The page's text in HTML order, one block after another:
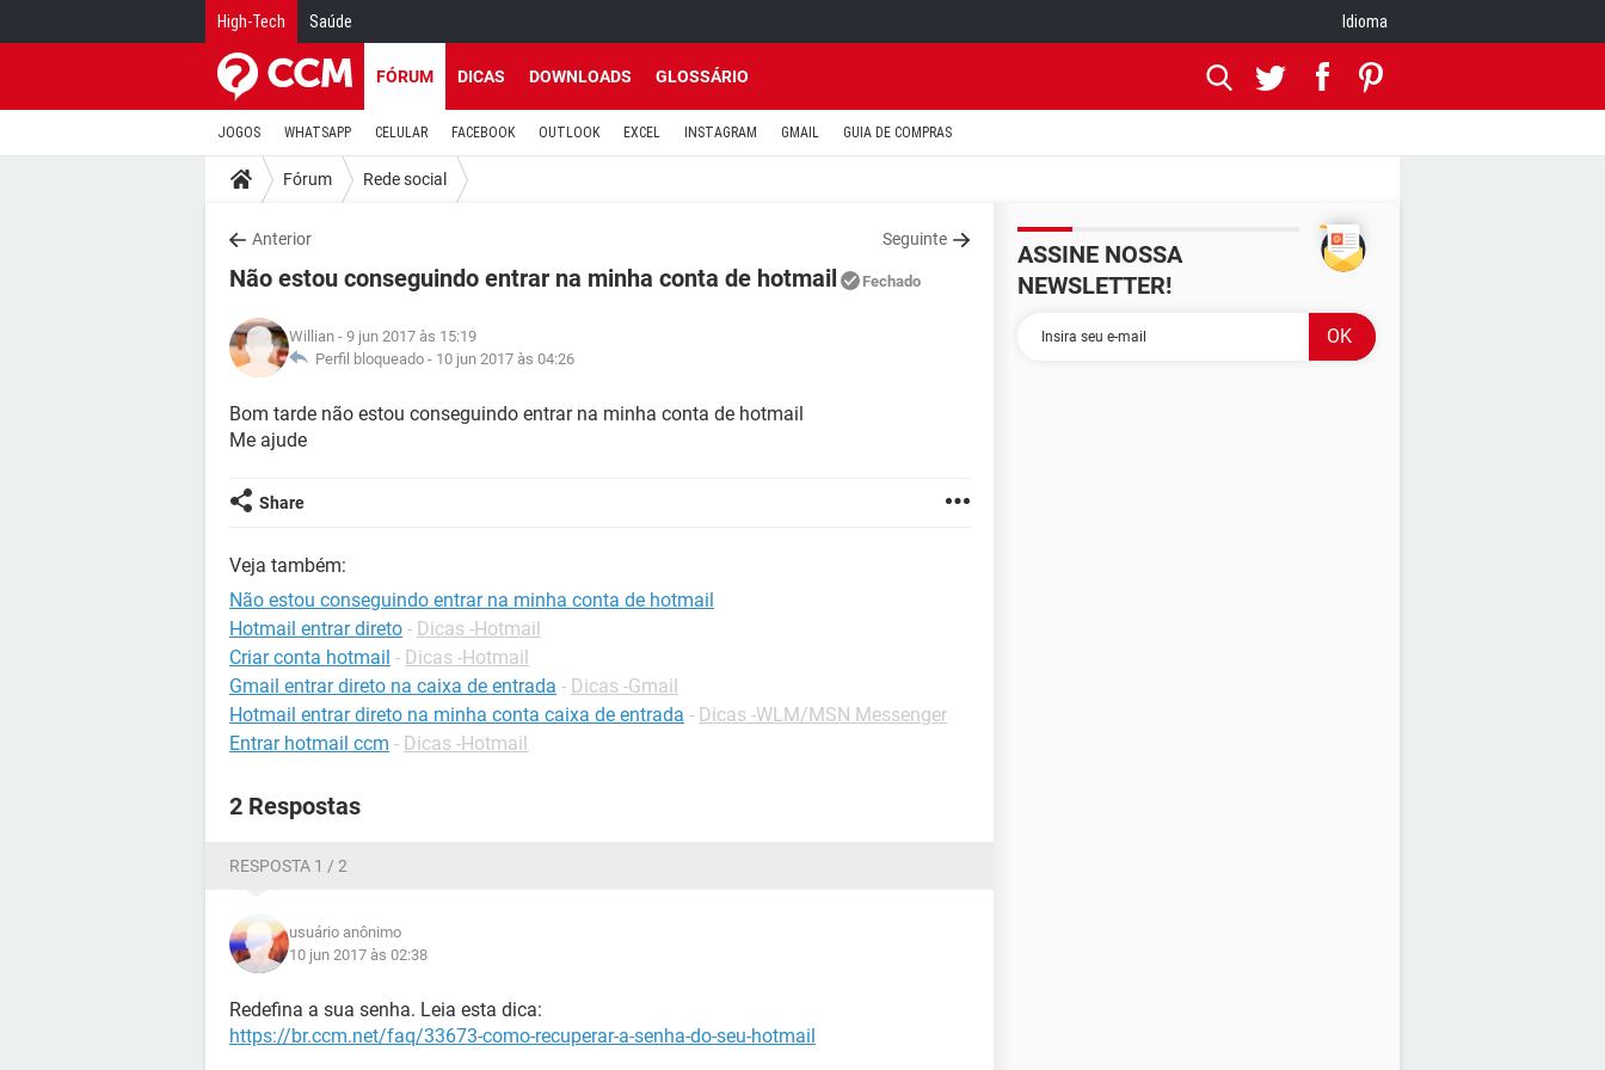
High-Tech Saúde Idioma
FÓRUM DICAS DOWNLOADS GLOSSÁRIO
JOGOS WHATSAPP CELULAR FACEBOOK OUTLOOK EXCEL INSTAGRAM GMAIL GUIA DE COMPRAS
Fórum Rede social
Anterior Seguinte
Não estou conseguindo entrar na minha conta de hotmail Fechado
Willian - 9 jun 2017 às 15:19
Perfil bloqueado - 10 jun 2017 às 04:26
Bom tarde não estou conseguindo entrar na minha conta de hotmail
Me ajude
Share
Veja também:
Não estou conseguindo entrar na minha conta de hotmail
Hotmail entrar direto - Dicas -Hotmail
Criar conta hotmail - Dicas -Hotmail
Gmail entrar direto na caixa de entrada - Dicas -Gmail
Hotmail entrar direto na minha conta caixa de entrada - Dicas -WLM/MSN Messenger
Entrar hotmail ccm - Dicas -Hotmail
2 Respostas
RESPOSTA 1 / 2
usuário anônimo
10 jun 2017 às 02:38
Redefina a sua senha. Leia esta dica:
https://br.ccm.net/faq/33673-como-recuperar-a-senha-do-seu-hotmail
ASSINE NOSSA
NEWSLETTER!